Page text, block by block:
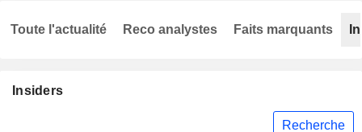
Insiders
Recherche
Toute l'actualité Reco analystes Faits marquants